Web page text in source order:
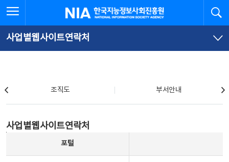
문
로
가
체
뉴
바
가
한국지능정보사회진흥원
사업별웹사이트연락처
조직도 부서안내
사업별웹사이트연락처
포털